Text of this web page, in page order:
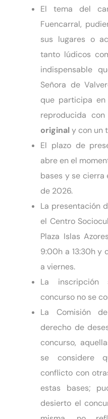
El tema del
Fuencarral,
sus lugares o
tanto lúdicos
indispensable
Señora de
que participa
reproducida con
originaly con un
El plazo de
abre en el
bases y se
de 2026.
La presentación
el Centro
Plaza Islas
9:00h a 13:30h y
a viernes.
La inscripción
concurso no se
La Comisión
derecho de
concurso,
se considere
conflicto con
estas bases;
desierto el